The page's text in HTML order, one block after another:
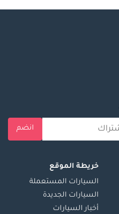
انضم
خريطة الموقع
السيارات المستعملة
السيارات الجديدة
أخبار السيارات